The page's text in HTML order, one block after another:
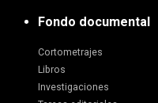
Fondo documental
Cortometrajes
Libros
Investigaciones